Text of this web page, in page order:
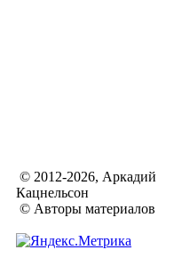
© 2012-2026, Аркадий
Кацнельсон
© Авторы материалов